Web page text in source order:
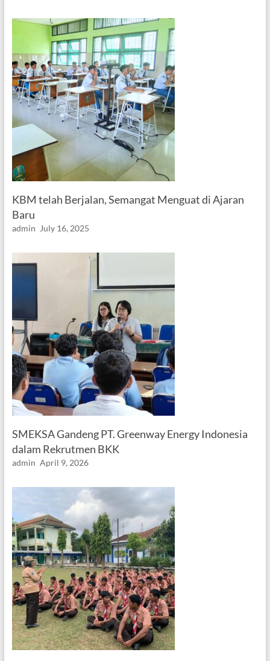
KBM telah Berjalan, Semangat Menguat di Ajaran
Baru
admin July 16, 2025
SMEKSA Gandeng PT. Greenway Energy Indonesia
dalam Rekrutmen BKK
admin April 9, 2026